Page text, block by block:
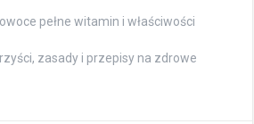
pełne witamin i właściwości
zasady i przepisy na zdrowe